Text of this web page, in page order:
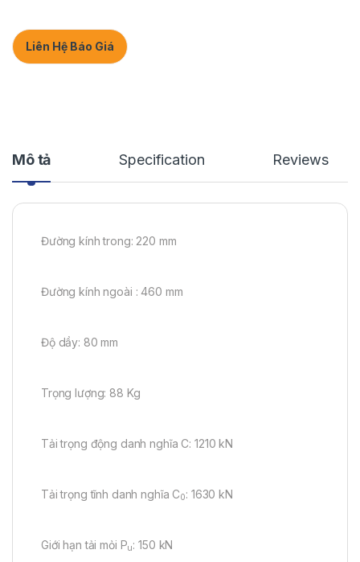
Liên Hệ Báo Giá
Mô tả Specification Reviews
Đường kính trong: 220 mm
Đường kính ngoài : 460 mm
Độ dầy: 80 mm
Trọng lượng: 88 Kg
Tải trọng động danh nghĩa C: 1210 kN
Tải trọng tĩnh danh nghĩa C0: 1630 kN
Giới hạn tải mỏi Pu: 150 kN